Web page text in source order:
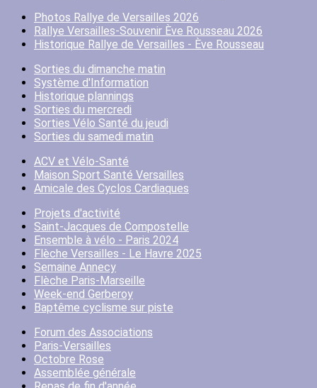
Photos Rallye de Versailles 2026
Rallye Versailles-Souvenir Ève Rousseau 2026
Historique Rallye de Versailles - Ève Rousseau
Sorties du dimanche matin
Système d'Information
Historique plannings
Sorties du mercredi
Sorties Vélo Santé du jeudi
Sorties du samedi matin
ACV et Vélo-Santé
Maison Sport Santé Versailles
Amicale des Cyclos Cardiaques
Projets d'activité
Saint-Jacques de Compostelle
Ensemble à vélo - Paris 2024
Flèche Versailles - Le Havre 2025
Semaine Annecy
Flèche Paris-Marseille
Week-end Gerberoy
Baptême cyclisme sur piste
Forum des Associations
Paris-Versailles
Octobre Rose
Assemblée générale